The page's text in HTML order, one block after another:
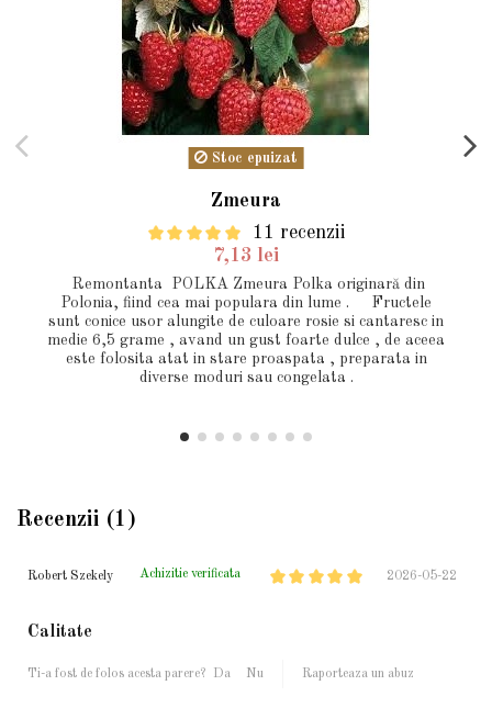
Stoc epuizat
Zmeura
11 recenzii
7,13 lei
Remontanta POLKA Zmeura Polka originară din
Polonia, fiind cea mai populara din lume . Fructele
sunt conice usor alungite de culoare rosie si cantaresc in
medie 6,5 grame , avand un gust foarte dulce , de aceea
este folosita atat in stare proaspata , preparata in
diverse moduri sau congelata .
Recenzii (1)
Robert Szekely Achizitie verificata 2026-05-22
Calitate
Ti-a fost de folos acesta parere? Da Nu Raporteaza un abuz